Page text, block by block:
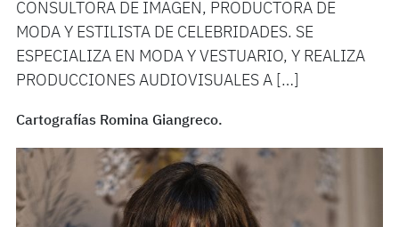
CONSULTORA DE IMAGEN, PRODUCTORA DE
MODA Y ESTILISTA DE CELEBRIDADES. SE
ESPECIALIZA EN MODA Y VESTUARIO, Y REALIZA
PRODUCCIONES AUDIOVISUALES A […]
Cartografías Romina Giangreco.